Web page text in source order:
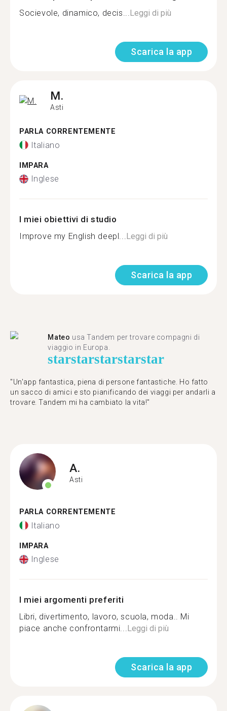
Socievole, dinamico, decis...Leggi di più
Scarica la app
M.
Asti
PARLA CORRENTEMENTE
Italiano
IMPARA
Inglese
I miei obiettivi di studio
Improve my English deepl...Leggi di più
Scarica la app
Mateo usa Tandem per trovare compagni di
viaggio in Europa.
starstarstarstarstar
"Un'app fantastica, piena di persone fantastiche. Ho fatto
un sacco di amici e sto pianificando dei viaggi per andarli a
trovare. Tandem mi ha cambiato la vita!"
A.
Asti
PARLA CORRENTEMENTE
Italiano
IMPARA
Inglese
I miei argomenti preferiti
Libri, divertimento, lavoro, scuola, moda.. Mi
piace anche confrontarmi...Leggi di più
Scarica la app